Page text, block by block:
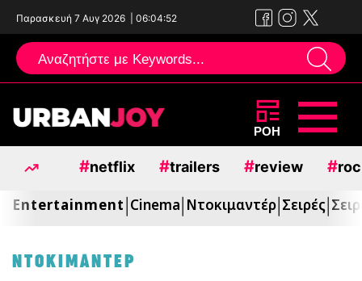
Παρασκευή 7 Αυγ 2026 06:04:53
Μεταπηδήστε
περιεχόμενο
ΡΟΗ
#netflix #trailers #review #
Entertainment Cinema Ντοκιμαντέρ Σειρές
ΝΤΟΚΙΜΑΝΤΕΡ